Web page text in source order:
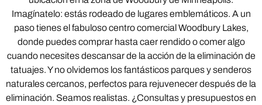
Imagínatelo: estás rodeado de lugares emblemáticos. A un
paso tienes el fabuloso centro comercial Woodbury Lakes,
donde puedes comprar hasta caer rendido o comer algo
cuando necesites descansar de la acción de la eliminación de
tatuajes. Y no olvidemos los fantásticos parques y senderos
naturales cercanos, perfectos para rejuvenecer después de la
eliminación. Seamos realistas. ¿Consultas y presupuestos en